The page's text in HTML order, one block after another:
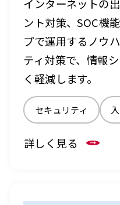
インターネットの
ント対策、SOC機
プで運用するノウ
ティ対策で、情報
く軽減します。
セキュリティ
詳しく見る